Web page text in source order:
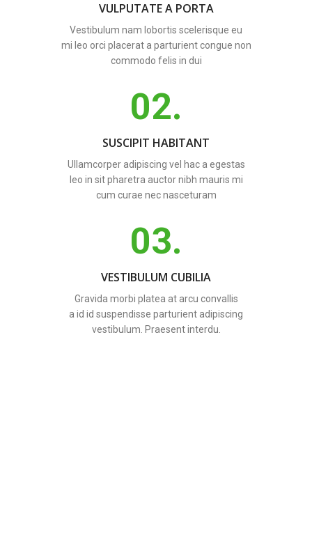
VULPUTATE A PORTA
Vestibulum nam lobortis scelerisque eu
mi leo orci placerat a parturient congue non
commodo felis in dui
02.
SUSCIPIT HABITANT
Ullamcorper adipiscing vel hac a egestas
leo in sit pharetra auctor nibh mauris mi
cum curae nec nasceturam
03.
VESTIBULUM CUBILIA
Gravida morbi platea at arcu convallis
a id id suspendisse parturient adipiscing
vestibulum. Praesent interdu.